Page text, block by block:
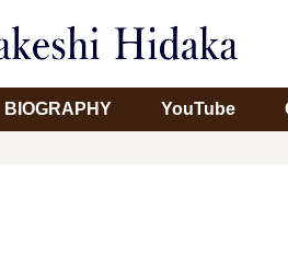
BIOGRAPHY YouTube